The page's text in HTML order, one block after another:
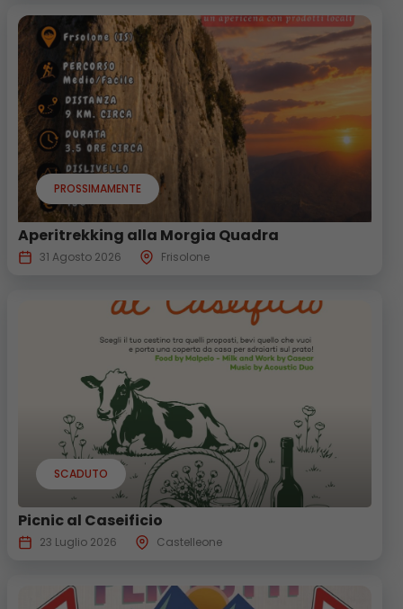
PROSSIMAMENTE
Aperitrekking alla Morgia Quadra
31 Agosto 2026 Frisolone
SCADUTO
Picnic al Caseificio
23 Luglio 2026 Castelleone